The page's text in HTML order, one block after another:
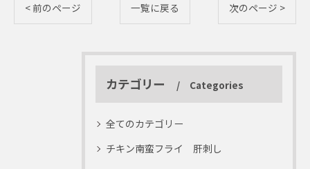
< 前のページ 一覧に戻る 次のページ >
カテゴリー Categories
全てのカテゴリー
チキン南蛮フライ 肝刺し